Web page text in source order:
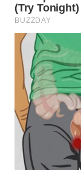
SUKABUMI
WN
PURWAKARTA
WN
PRIANGAN
TIMUR
SEMARANG